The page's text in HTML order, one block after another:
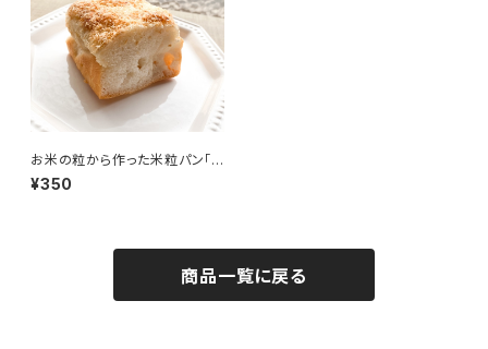
お米の粒から作った米粒パン「コ
コナッツメープル」
¥350
商品一覧に戻る